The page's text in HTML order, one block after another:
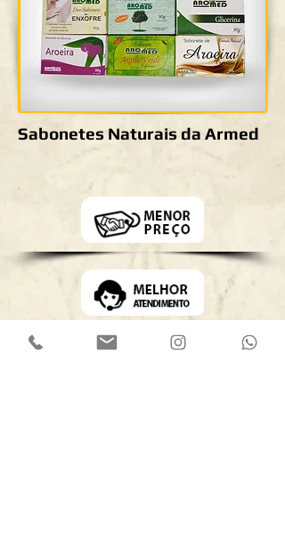
Sabonetes Naturais da Armed